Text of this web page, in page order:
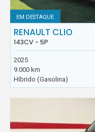
EM DESTAQUE
RENAULT CLIO
143CV - 5P
2025
9.000 km
Híbrido (Gasolina)